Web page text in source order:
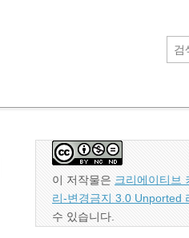
검
색:
이 저작물은 크리에이티브
리-변경금지 3.0 Unported
수 있습니다.